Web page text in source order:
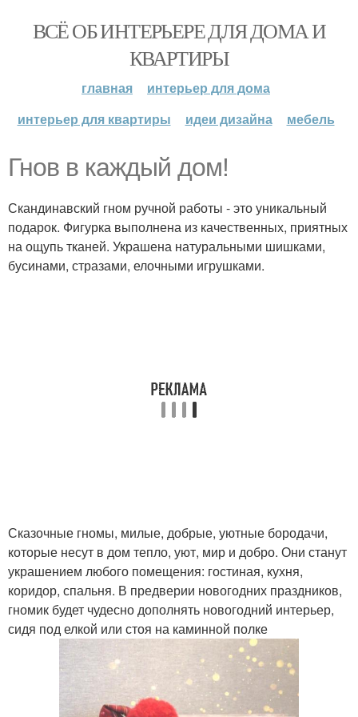
ВСЁ ОБ ИНТЕРЬЕРЕ ДЛЯ ДОМА И
КВАРТИРЫ
главная
интерьер для дома
интерьер для квартиры
идеи дизайна мебель
Гнов в каждый дом!
Скандинавский гном ручной работы - это уникальный
подарок. Фигурка выполнена из качественных, приятных
на ощупь тканей. Украшена натуральными шишками,
бусинами, стразами, елочными игрушками.
Сказочные гномы, милые, добрые, уютные бородачи,
которые несут в дом тепло, уют, мир и добро. Они станут
украшением любого помещения: гостиная, кухня,
коридор, спальня. В предверии новогодних праздников,
гномик будет чудесно дополнять новогодний интерьер,
сидя под елкой или стоя на каминной полке